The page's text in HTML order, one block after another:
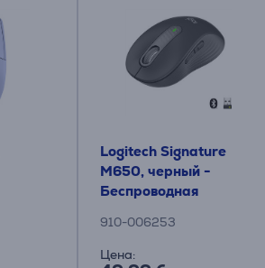
Logitech Signature
M650, черный -
Беспроводная
910-006253
Цена: